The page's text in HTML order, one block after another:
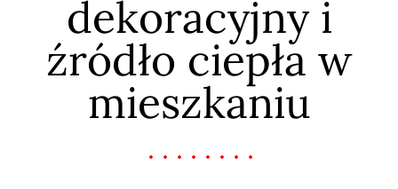
dekoracyjny i
źródło ciepła w
mieszkaniu